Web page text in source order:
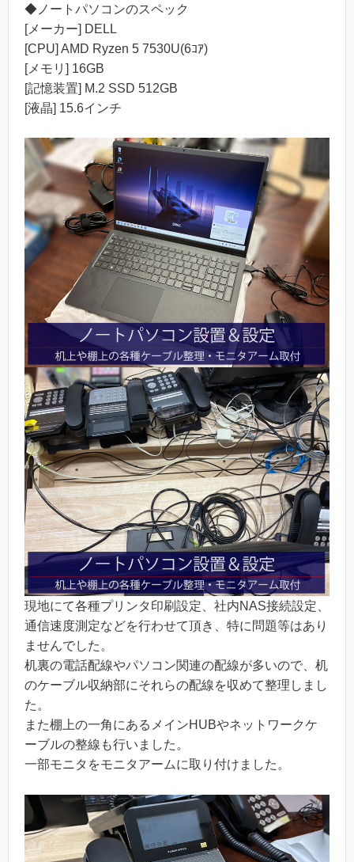
◆ノートパソコンのスペック
[メーカー] DELL
[CPU] AMD Ryzen 5 7530U(6ｺｱ)
[メモリ] 16GB
[記憶装置] M.2 SSD 512GB
[液晶] 15.6インチ
現地にて各種プリンタ印刷設定、社内NAS接続設定、
通信速度測定などを行わせて頂き、特に問題等はあり
ませんでした。
机裏の電話配線やパソコン関連の配線が多いので、机
のケーブル収納部にそれらの配線を収めて整理しまし
た。
また棚上の一角にあるメインHUBやネットワークケ
ーブルの整線も行いました。
一部モニタをモニタアームに取り付けました。